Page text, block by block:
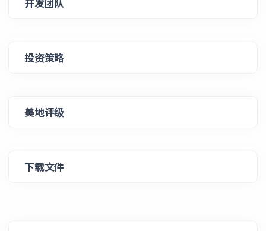
投资策略
美地评级
下载文件